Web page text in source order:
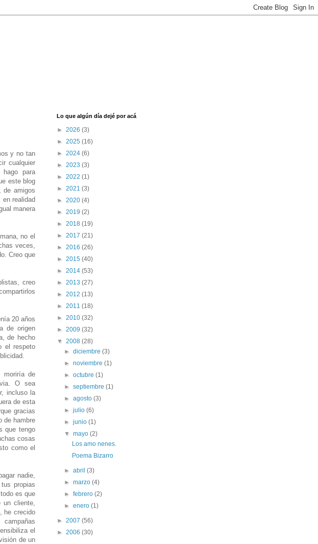
y no tan
cualquier
para
este blog
de amigos
realidad
manera
no el
veces,
Creo que
creo
20 años
de origen
de hecho
el respeto
moriría de
O sea
incluso la
de esta
gracias
de hambre
que tengo
cosas
como el
nadie,
propias
es que
cliente,
he crecido
el
de un
Lo que algún día dejé por acá
► 2026 (3)
► 2025 (16)
► 2024 (6)
► 2023 (3)
► 2022 (1)
► 2021 (3)
► 2020 (4)
► 2019 (2)
► 2018 (19)
► 2017 (21)
► 2016 (26)
► 2015 (40)
► 2014 (53)
► 2013 (27)
► 2012 (13)
► 2011 (18)
► 2010 (32)
► 2009 (32)
▼ 2008 (28)
►diciembre(3)
►noviembre(1)
►octubre(1)
►septiembre(1)
►agosto(3)
►julio(6)
►junio(1)
▼mayo(2)
Los amo nenes.
Poema Bizarro
►abril(3)
►marzo(4)
►febrero(2)
►enero(1)
► 2007 (56)
► 2006 (30)